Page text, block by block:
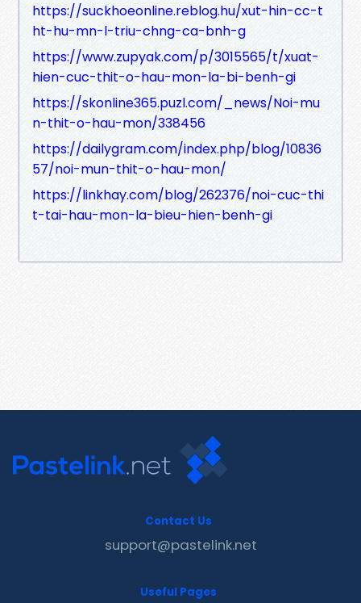
https://suckhoeonline.reblog.hu/xut-hin-cc-t
ht-hu-mn-l-triu-chng-ca-bnh-g
https://www.zupyak.com/p/3015565/t/xuat-
hien-cuc-thit-o-hau-mon-la-bi-benh-gi
https://skonline365.puzl.com/_news/Noi-mu
n-thit-o-hau-mon/338456
https://dailygram.com/index.php/blog/10836
57/noi-mun-thit-o-hau-mon/
https://linkhay.com/blog/262376/noi-cuc-thi
t-tai-hau-mon-la-bieu-hien-benh-gi
Contact Us
support@pastelink.net
Useful Pages